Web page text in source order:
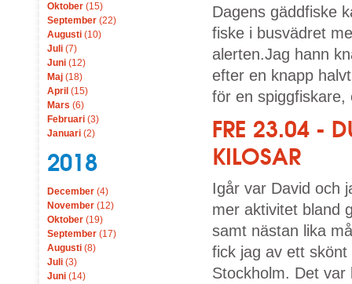
Oktober (15)
September (22)
Augusti (10)
Juli (7)
Juni (12)
Maj (18)
April (15)
Mars (6)
Februari (3)
Januari (2)
2018
December (4)
November (12)
Oktober (19)
September (17)
Augusti (8)
Juli (3)
Juni (14)
Dagens gäddfiske
fiske i busvädret
alerten.Jag hann
efter en knapp
för en spiggfiskare,
FRE 23.04 -
KILOSAR
Igår var David och
mer aktivitet bland
samt nästan lika
fick jag av ett
Stockholm. Det var